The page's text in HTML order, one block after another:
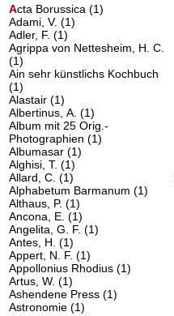
Acta Borussica(1)
Adami, V.(1)
Adler, F.(1)
Agrippa von Nettesheim, H. C.
(1)
Ain sehr künstlichs Kochbuch
(1)
Alastair(1)
Albertinus, A.(1)
Album mit 25 Orig.-
Photographien(1)
Albumasar(1)
Alghisi, T.(1)
Allard, C.(1)
Alphabetum Barmanum(1)
Althaus, P.(1)
Ancona, E.(1)
Angelita, G. F.(1)
Antes, H.(1)
Appert, N. F.(1)
Appollonius Rhodius(1)
Artus, W.(1)
Ashendene Press(1)
Astronomie(1)